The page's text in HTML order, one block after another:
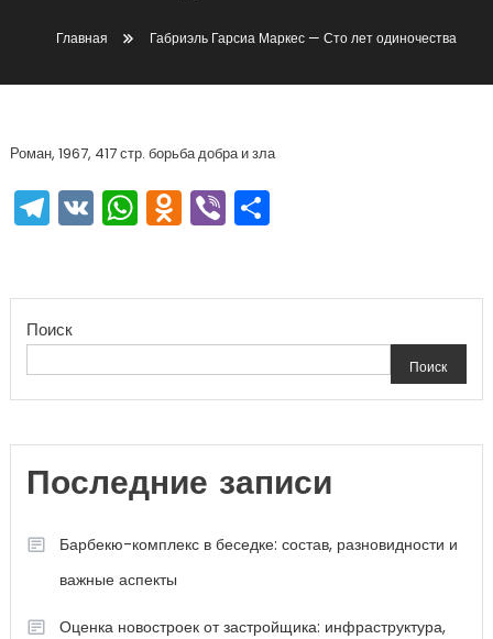
Главная Габриэль Гарсиа Маркес — Сто лет одиночества
Роман, 1967, 417 стр. борьба добра и зла
Telegram
VKWhatsApp
Odnoklassniki
ViberОтправить
Поиск
Поиск
Последние записи
Барбекю-комплекс в беседке: состав, разновидности и
важные аспекты
Оценка новостроек от застройщика: инфраструктура,